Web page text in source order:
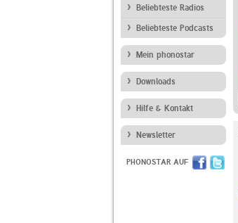
Beliebteste Radios
Beliebteste Podcasts
Mein phonostar
Downloads
Hilfe & Kontakt
Newsletter
PHONOSTAR AUF